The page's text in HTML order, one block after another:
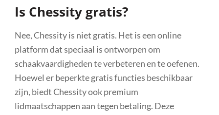
Is Chessity gratis?
Nee, Chessity is niet gratis. Het is een online
platform dat speciaal is ontworpen om
schaakvaardigheden te verbeteren en te oefenen.
Hoewel er beperkte gratis functies beschikbaar
zijn, biedt Chessity ook premium
lidmaatschappen aan tegen betaling. Deze